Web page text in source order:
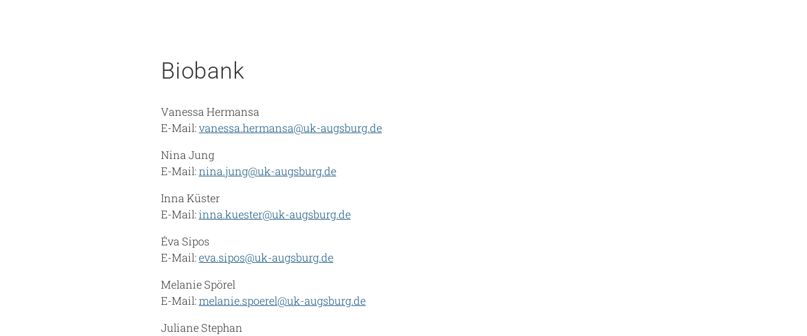
Biobank
Vanessa Hermansa
E-Mail:vanessa.hermansa@uk-augsburg.de
Nina Jung
E-Mail:nina.jung@uk-augsburg.de​​​​​​​
Inna Küster
E-Mail:inna.kuester@uk-augsburg.de
Éva Sipos
E-Mail:eva.sipos@uk-augsburg.de
Melanie Spörel
E-Mail:melanie.spoerel@uk-augsburg.de
Juliane Stephan